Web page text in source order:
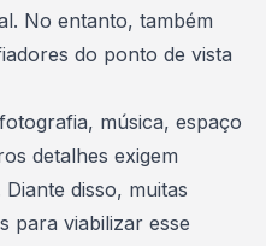
No entanto, também
do ponto de vista
música, espaço
detalhes exigem
Diante disso, muitas
para viabilizar esse